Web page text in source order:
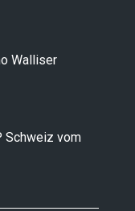
Walliser
Schweiz vom